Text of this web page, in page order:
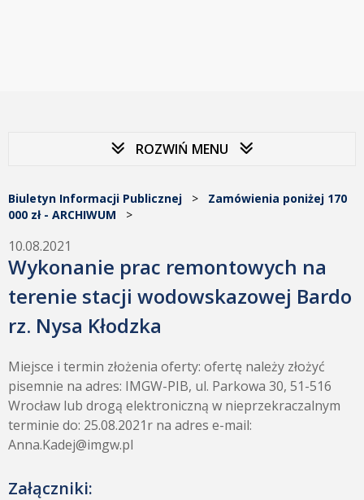
ROZWIŃ MENU
Biuletyn Informacji Publicznej > Zamówienia poniżej 170
000 zł - ARCHIWUM >
10.08.2021
Wykonanie prac remontowych na
terenie stacji wodowskazowej Bardo
rz. Nysa Kłodzka
Miejsce i termin złożenia oferty: ofertę należy złożyć
pisemnie na adres: IMGW-PIB, ul. Parkowa 30, 51-516
Wrocław lub drogą elektroniczną w nieprzekraczalnym
terminie do: 25.08.2021r na adres e-mail:
Anna.Kadej@imgw.pl
Załączniki: